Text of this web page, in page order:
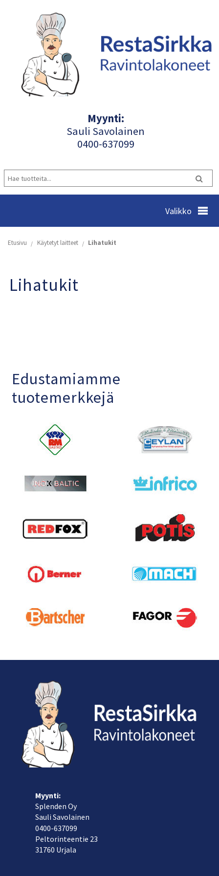
Myynti:
Sauli Savolainen
0400-637099
Valikko
Koneiden ja astioiden vuokraus
Etusivu Käytetyt laitteet Lihatukit
Lihatukit
Edustamiamme
tuotemerkkejä
Myynti:
Splenden Oy
Sauli Savolainen
0400-637099
Peltorinteentie 23
31760 Urjala